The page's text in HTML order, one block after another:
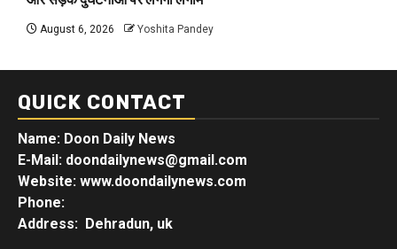
August 6, 2026 Yoshita Pandey
QUICK CONTACT
Name: Doon Daily News
E-Mail: doondailynews@gmail.com
Website: www.doondailynews.com
Phone:
Address: Dehradun, uk